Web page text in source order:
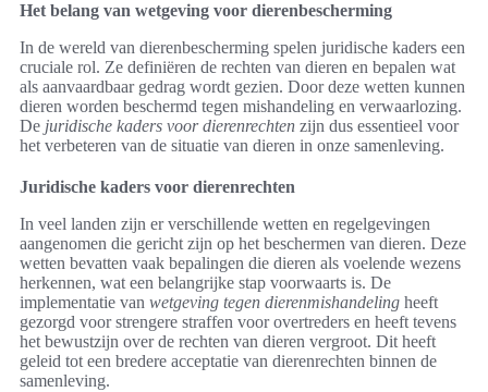
Het belang van wetgeving voor dierenbescherming
In de wereld van dierenbescherming spelen juridische kaders een
cruciale rol. Ze definiëren de rechten van dieren en bepalen wat
als aanvaardbaar gedrag wordt gezien. Door deze wetten kunnen
dieren worden beschermd tegen mishandeling en verwaarlozing.
De juridische kaders voor dierenrechten zijn dus essentieel voor
het verbeteren van de situatie van dieren in onze samenleving.
Juridische kaders voor dierenrechten
In veel landen zijn er verschillende wetten en regelgevingen
aangenomen die gericht zijn op het beschermen van dieren. Deze
wetten bevatten vaak bepalingen die dieren als voelende wezens
herkennen, wat een belangrijke stap voorwaarts is. De
implementatie van wetgeving tegen dierenmishandeling heeft
gezorgd voor strengere straffen voor overtreders en heeft tevens
het bewustzijn over de rechten van dieren vergroot. Dit heeft
geleid tot een bredere acceptatie van dierenrechten binnen de
samenleving.